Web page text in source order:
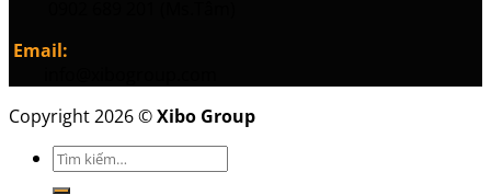
Email:
Copyright 2026 ©Xibo Group
Tìm